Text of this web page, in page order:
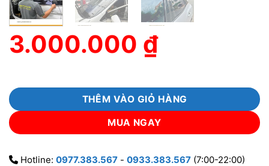
3.000.000 ₫
THÊM VÀO GIỎ HÀNG
MUA NGAY
Hotline: 0977.383.567 - 0933.383.567 (7:00-22:00)